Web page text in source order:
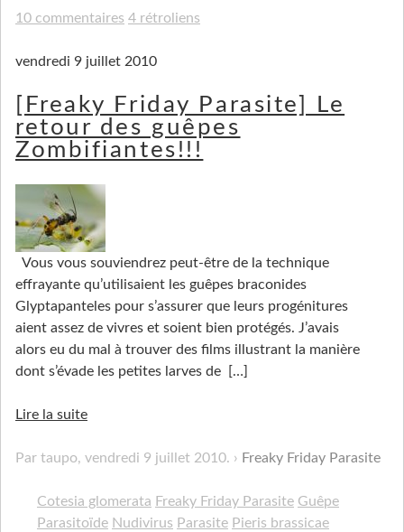
10 commentaires 4 rétroliens
vendredi 9 juillet 2010
[Freaky Friday Parasite] Le
retour des guêpes
Zombifiantes!!!
Vous vous souviendrez peut-être de la technique
effrayante qu’utilisaient les guêpes braconides
Glyptapanteles pour s’assurer que leurs progénitures
aient assez de vivres et soient bien protégés. J’avais
alors eu du mal à trouver des films illustrant la manière
dont s’évade les petites larves de
[…]
Lire la suite
Par taupo, vendredi 9 juillet 2010. Freaky Friday Parasite
Cotesia glomerata Freaky Friday Parasite Guêpe
Parasitoïde Nudivirus Parasite Pieris brassicae